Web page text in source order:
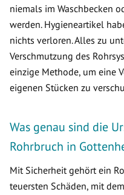
niemals im Waschbecken
werden. Hygieneartikel
nichts verloren. Alles zu
Verschmutzung des
einzige Methode, um eine
eigenen Stücken zu
Was genau sind die
Rohrbruch in
Mit Sicherheit gehört ein
teuersten Schäden, mit